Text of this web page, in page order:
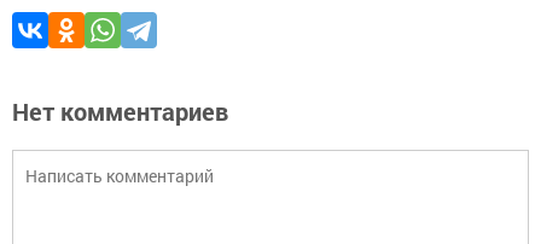
Нет комментариев